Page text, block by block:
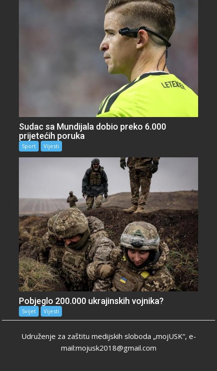
Sudac sa Mundijala dobio preko 6.000
prijetećih poruka
Sport Vijesti
Pobjeglo 200.000 ukrajinskih vojnika?
Svijet Vijesti
Udruženje za zaštitu medijskih sloboda „mojUSK“, e-
mail:mojusk2018@gmail.com